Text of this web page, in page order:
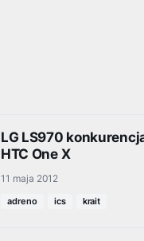
LG LS970
HTC One X
11 maja 2012
adreno ics krait